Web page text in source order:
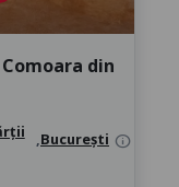
din
,București info